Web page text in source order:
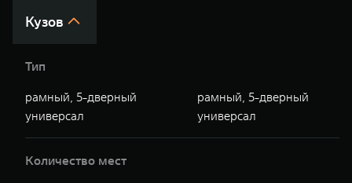
Кузов
Тип
рамный, 5-дверный
универсал
рамный, 5-дверный
универсал
Количество мест